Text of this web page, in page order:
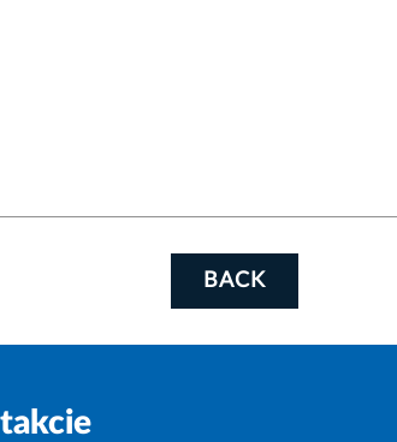
BACK